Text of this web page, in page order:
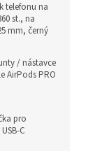
telefonu na
st., na
mm, černý
/ nástavce
AirPods PRO
pro
C